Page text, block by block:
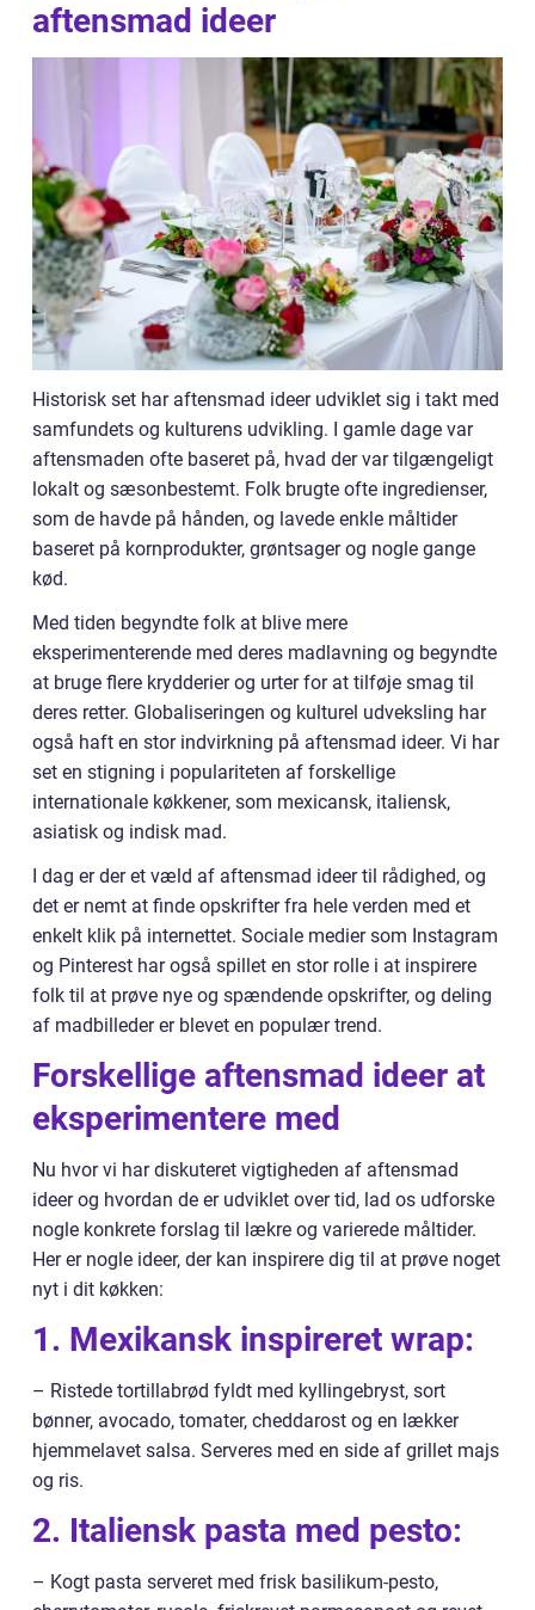
aftensmad ideer
Historisk set har aftensmad ideer udviklet sig i takt med
samfundets og kulturens udvikling. I gamle dage var
aftensmaden ofte baseret på, hvad der var tilgængeligt
lokalt og sæsonbestemt. Folk brugte ofte ingredienser,
som de havde på hånden, og lavede enkle måltider
baseret på kornprodukter, grøntsager og nogle gange
kød.
Med tiden begyndte folk at blive mere
eksperimenterende med deres madlavning og begyndte
at bruge flere krydderier og urter for at tilføje smag til
deres retter. Globaliseringen og kulturel udveksling har
også haft en stor indvirkning på aftensmad ideer. Vi har
set en stigning i populariteten af forskellige
internationale køkkener, som mexicansk, italiensk,
asiatisk og indisk mad.
I dag er der et væld af aftensmad ideer til rådighed, og
det er nemt at finde opskrifter fra hele verden med et
enkelt klik på internettet. Sociale medier som Instagram
og Pinterest har også spillet en stor rolle i at inspirere
folk til at prøve nye og spændende opskrifter, og deling
af madbilleder er blevet en populær trend.
Forskellige aftensmad ideer at
eksperimentere med
Nu hvor vi har diskuteret vigtigheden af aftensmad
ideer og hvordan de er udviklet over tid, lad os udforske
nogle konkrete forslag til lækre og varierede måltider.
Her er nogle ideer, der kan inspirere dig til at prøve noget
nyt i dit køkken:
1. Mexikansk inspireret wrap:
– Ristede tortillabrød fyldt med kyllingebryst, sort
bønner, avocado, tomater, cheddarost og en lækker
hjemmelavet salsa. Serveres med en side af grillet majs
og ris.
2. Italiensk pasta med pesto:
– Kogt pasta serveret med frisk basilikum-pesto,